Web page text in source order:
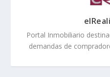
Portal Inmobiliario
demandas de